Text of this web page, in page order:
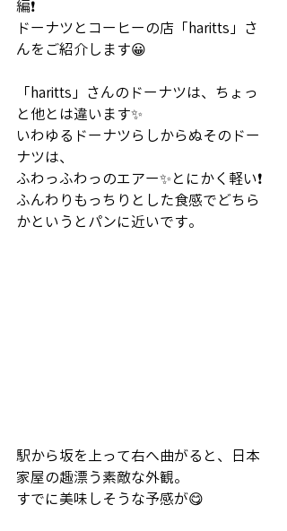
編❗️
ドーナツとコーヒーの店「haritts」さ
んをご紹介します😀
「haritts」さんのドーナツは、ちょっ
と他とは違います✨
いわゆるドーナツらしからぬそのドー
ナツは、
ふわっふわっのエアー✨とにかく軽い❗️
ふんわりもっちりとした食感でどちら
かというとパンに近いです。
駅から坂を上って右へ曲がると、日本
家屋の趣漂う素敵な外観。
すでに美味しそうな予感が😋